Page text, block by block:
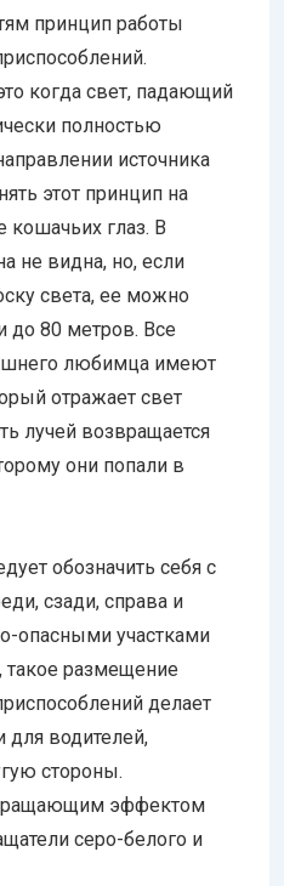
принцип работы
когда свет, падающий
полностью
источника
этот принцип на
кошачьих глаз. В
не видна, но, если
света, ее можно
до 80 метров. Все
любимца имеют
отражает свет
лучей возвращается
они попали в
обозначить себя с
сзади, справа и
опасными участками
такое размещение
делает
водителей,
стороны.
эффектом
серо-белого и